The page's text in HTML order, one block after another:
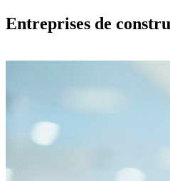
Entreprises de